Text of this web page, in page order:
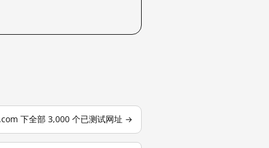
下全部 3,000 个已测试网址 →